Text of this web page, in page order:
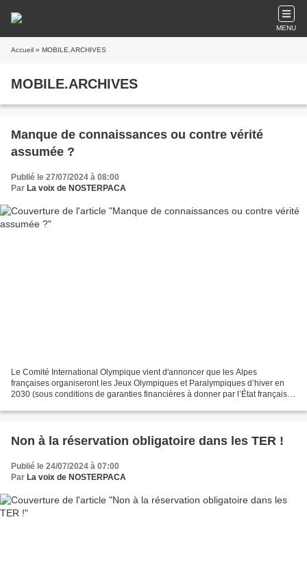
MENU
Accueil » MOBILE.ARCHIVES
MOBILE.ARCHIVES
Manque de connaissances ou contre vérité
assumée ?
Publié le 27/07/2024 à 08:00
Par La voix de NOSTERPACA
Le Comité International Olympique vient d'annoncer que les Alpes
françaises organiseront les Jeux Olympiques et Paralympiques d’hiver en
2030 (sous conditions de garanties financières à donner par l’État français).
Non à la réservation obligatoire dans les TER !
Publié le 24/07/2024 à 07:00
Par La voix de NOSTERPACA